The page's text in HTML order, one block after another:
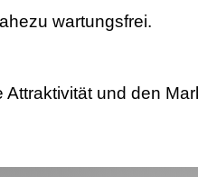
wartungsfrei.
und den